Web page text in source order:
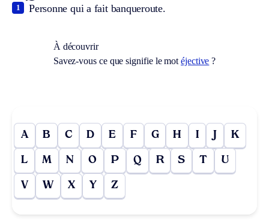
Personne qui a fait banqueroute.
1
À découvrir
Savez-vous ce que signifie le motéjective ?
A B C D E F G H I J K
L M N O P Q R S T U
V W X Y Z